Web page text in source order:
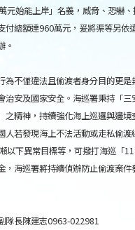
元始能上岸」名義，威脅、恐嚇、
付總額達960萬元，爰將渠等另依
。
為不僅違法且偷渡者身分目的更
治安及國家安全。海巡署秉持「
之精神，持續強化海上巡邏與邊
人若發現海上不法活動或走私偷
以下異常目標等，可撥打海巡「
，海巡署將持續偵辦防止偷渡案
隊長陳建志0963-022981